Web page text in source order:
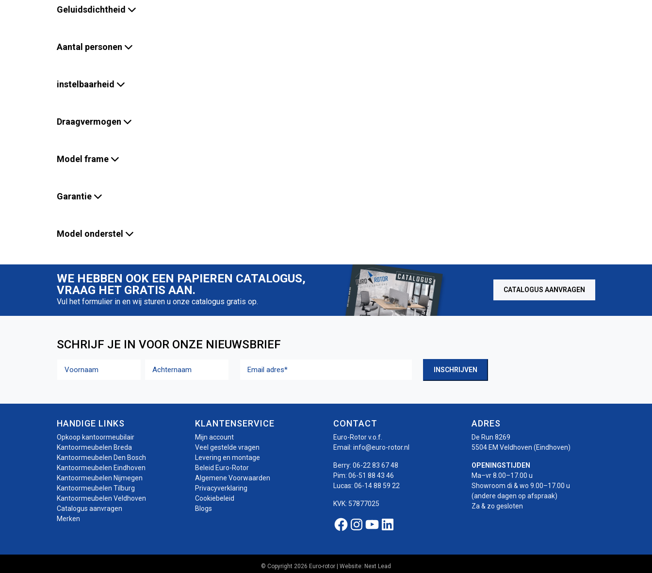
Geluidsdichtheid
Aantal personen
instelbaarheid
Draagvermogen
Model frame
Garantie
Model onderstel
WE HEBBEN OOK EEN PAPIEREN CATALOGUS,
VRAAG HET GRATIS AAN.
Vul het formulier in en wij sturen u onze catalogus gratis op.
CATALOGUS AANVRAGEN
SCHRIJF JE IN VOOR ONZE NIEUWSBRIEF
INSCHRIJVEN
HANDIGE LINKS
Opkoop kantoormeubilair
Kantoormeubelen Breda
Kantoormeubelen Den Bosch
Kantoormeubelen Eindhoven
Kantoormeubelen Nijmegen
Kantoormeubelen Tilburg
Kantoormeubelen Veldhoven
Catalogus aanvragen
Merken
KLANTENSERVICE
Mijn account
Veel gestelde vragen
Levering en montage
Beleid Euro-Rotor
Algemene Voorwaarden
Privacyverklaring
Cookiebeleid
Blogs
CONTACT
Euro-Rotor v.o.f.
Email: info@euro-rotor.nl
Berry: 06-22 83 67 48
Pim: 06-51 88 43 46
Lucas: 06-14 88 59 22
KVK: 57877025
Facebook Euro-rotor
Instagram Euro-rotor
Youtube Euro-rotor
Linkedin Euro-rotor
ADRES
De Run 8269
5504 EM Veldhoven (Eindhoven)
OPENINGSTIJDEN
Ma–vr 8.00–17.00 u
Showroom di & wo 9.00–17.00 u
(andere dagen op afspraak)
Za & zo gesloten
© Copyright 2026 Euro-rotor | Website: Next Lead